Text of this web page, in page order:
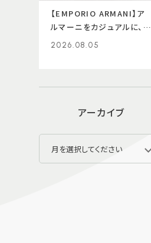
【EMPORIO ARMANI】ア
ルマーニをカジュアルに、着
ける★
2026.08.05
アーカイブ